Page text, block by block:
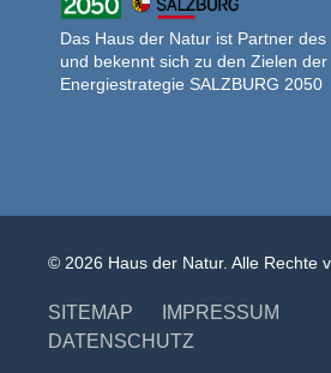
Das Haus der Natur ist Partner
und bekennt sich zu den Zielen
Energiestrategie SALZBURG 2050
© 2026 Haus der Natur. Alle Rechte
SITEMAP
IMPRESSUM
DATENSCHUTZ